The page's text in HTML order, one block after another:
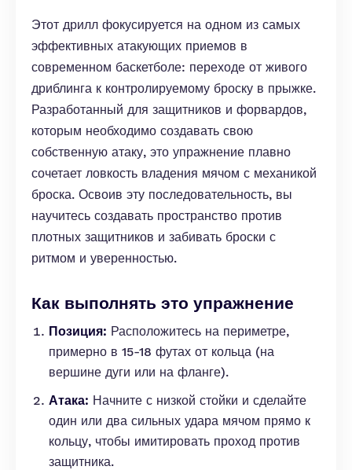
Этот дрилл фокусируется на одном из самых
эффективных атакующих приемов в
современном баскетболе: переходе от живого
дриблинга к контролируемому броску в прыжке.
Разработанный для защитников и форвардов,
которым необходимо создавать свою
собственную атаку, это упражнение плавно
сочетает ловкость владения мячом с механикой
броска. Освоив эту последовательность, вы
научитесь создавать пространство против
плотных защитников и забивать броски с
ритмом и уверенностью.
Как выполнять это упражнение
Позиция: Расположитесь на периметре,
примерно в 15-18 футах от кольца (на
вершине дуги или на фланге).
Атака: Начните с низкой стойки и сделайте
один или два сильных удара мячом прямо к
кольцу, чтобы имитировать проход против
защитника.